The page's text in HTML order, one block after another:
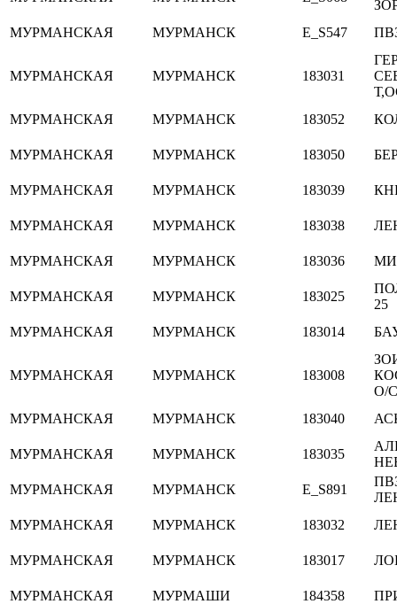
МУРМАНСКАЯ
МУРМАНСК E_S547
МУРМАНСКАЯ МУРМАНСК 183031
МУРМАНСКАЯ
МУРМАНСК 183052
МУРМАНСКАЯ МУРМАНСК 183050
МУРМАНСКАЯ МУРМАНСК 183039
МУРМАНСКАЯ МУРМАНСК 183038
МУРМАНСКАЯ МУРМАНСК 183036
МУРМАНСКАЯ МУРМАНСК 183025
25
МУРМАНСКАЯ
МУРМАНСК 183014
МУРМАНСКАЯ МУРМАНСК 183008
О/
МУРМАНСКАЯ
МУРМАНСК 183040
МУРМАНСКАЯ МУРМАНСК 183035
МУРМАНСКАЯ
МУРМАНСК E_S891
МУРМАНСКАЯ
МУРМАНСК 183032
МУРМАНСКАЯ МУРМАНСК 183017
МУРМАНСКАЯ МУРМАШИ 184358